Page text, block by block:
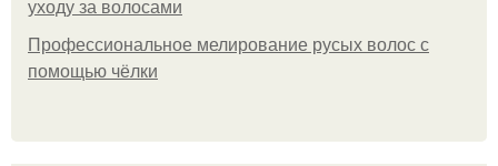
уходу за волосами
Профессиональное мелирование русых волос с
помощью чёлки